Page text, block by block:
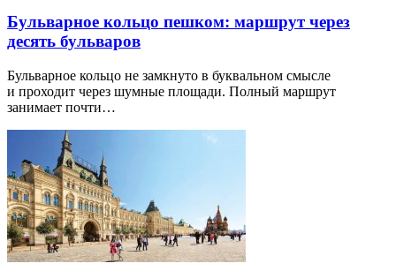
Бульварное кольцо пешком: маршрут через
десять бульваров
Бульварное кольцо не замкнуто в буквальном смысле
и проходит через шумные площади. Полный маршрут
занимает почти…